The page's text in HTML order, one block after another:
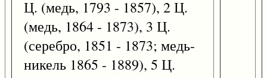
Ц. (медь, 1793 - 1857), 2 Ц.
(медь, 1864 - 1873), 3 Ц.
(серебро, 1851 - 1873; медь-
никель 1865 - 1889), 5 Ц.